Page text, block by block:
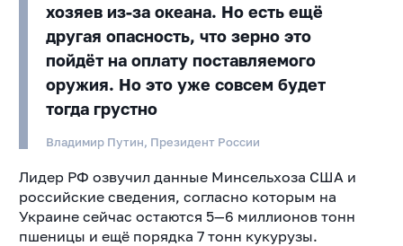
хозяев из-за океана. Но есть ещё
другая опасность, что зерно это
пойдёт на оплату поставляемого
оружия. Но это уже совсем будет
тогда грустно
Владимир Путин, Президент России
Лидер РФ озвучил данные Минсельхоза США и
российские сведения, согласно которым на
Украине сейчас остаются 5—6 миллионов тонн
пшеницы и ещё порядка 7 тонн кукурузы.